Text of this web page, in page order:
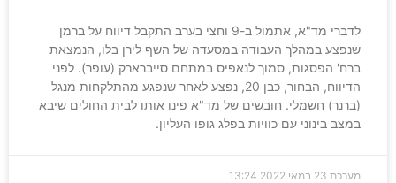
לדברי מד"א, אתמול ב-9 וחצי בערב התקבל דיווח על ברמן
שנפצע במהלך העבודה במסעדה של השף לירן בלו, הנמצאת
ברח' הפסגות, סמוך לנאפיס במתחם סייברארק (עופר). לפני
הדיווח, הבחור, כבן 20, נפצע לאחר שנפגע מהתלקחות מנגל
(ברנר) חשמלי. חובשים של מד"א פינו אותו לבית החולים שיבא
במצב בינוני עם כוויות בפלג גופו העליון.
מערכת 23 במאי 2022 13:24